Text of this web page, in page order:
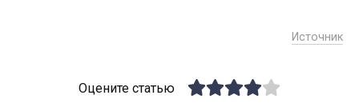
Источник
Оцените статью